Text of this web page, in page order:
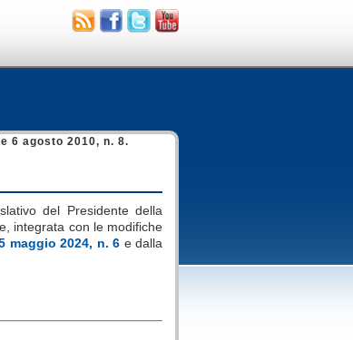
6 agosto 2010, n. 8.
del Presidente della
integrata con le modifiche
maggio 2024, n. 6 e dalla